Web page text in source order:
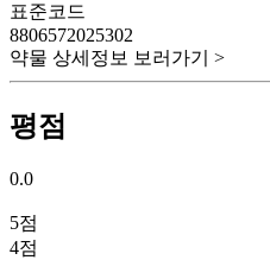
표준코드
8806572025302
약물 상세정보 보러가기 >
평점
0.0
5점
4점